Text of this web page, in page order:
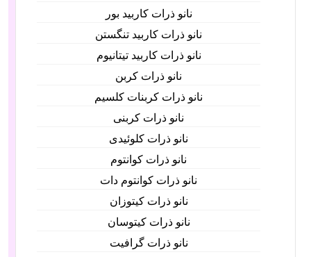
نانو ذرات کاربید بور
نانو ذرات کاربید تنگستن
نانو ذرات کاربید تیتانیوم
نانو ذرات کربن
نانو ذرات کربنات کلسیم
نانو ذرات کربنی
نانو ذرات کلوئیدی
نانو ذرات کوانتوم
نانو ذرات کوانتوم دات
نانو ذرات کیتوزان
نانو ذرات کیتوسان
نانو ذرات گرافیت